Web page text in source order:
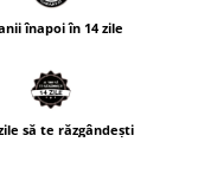
înapoi în 14 zile
să te răzgândești